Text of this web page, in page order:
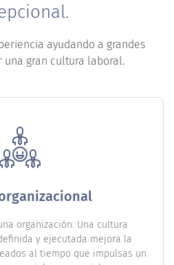
ayudando a grandes
una gran cultura laboral.
organización. Una cultura
y ejecutada mejora la
al tiempo que impulsas un